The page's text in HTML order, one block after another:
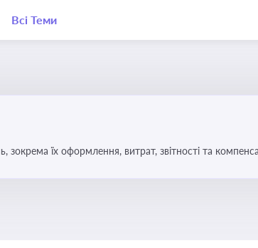
Всі Теми
їх оформлення, витрат, звітності та